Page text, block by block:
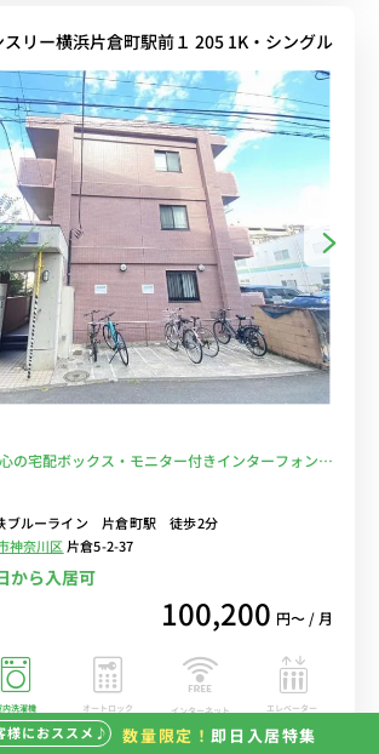
リー横浜片倉町駅前１ 205 1K・シングル
の宅配ボックス・モニター付きインターフォン・
アのあるお部屋/神奈川大学横浜キャンパスまで
Fi格安レンタル中！
ブルーライン 片倉町駅 徒歩2分
神奈川区 片倉5-2-37
から入居可
100,200 円〜 / 月
内洗濯機 オートロック
インターネット
エレベーター
様におススメ♪ 数量限定！ 即日入居特集